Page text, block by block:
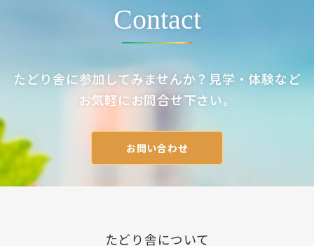
Contact
たどり舎に参加してみませんか？見学・体験など
お気軽にお問合せ下さい。
お問い合わせ
たどり舎について